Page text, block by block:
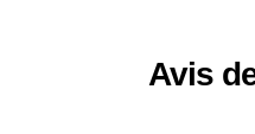
Avis